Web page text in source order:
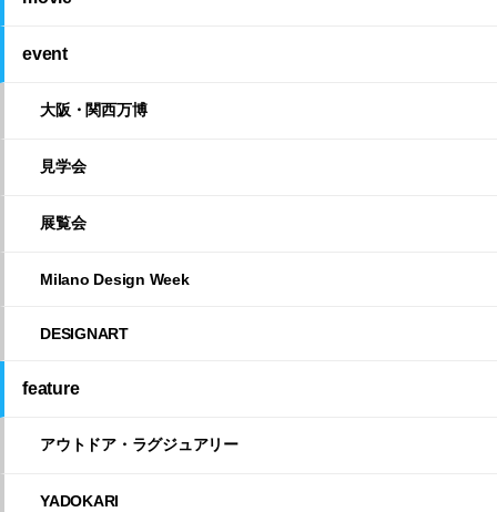
event
大阪・関西万博
見学会
展覧会
Milano Design Week
DESIGNART
feature
アウトドア・ラグジュアリー
YADOKARI